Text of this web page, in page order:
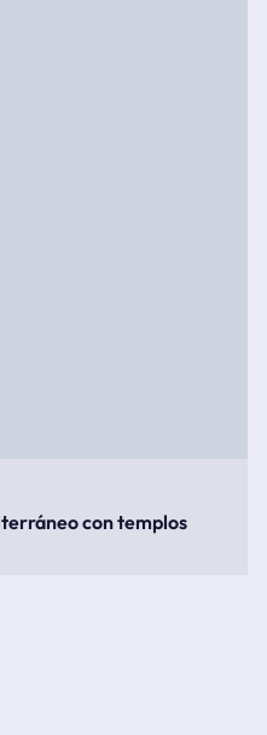
con templos